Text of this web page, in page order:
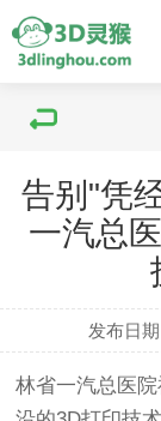
告别"凭
一汽总
发布日
林省一汽总医